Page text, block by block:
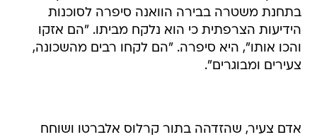
בתחנת משטרה בבירה הוואנה סיפרה לסוכנות
הידיעות הצרפתית כי הוא נלקח מביתו. "הם אזקו
והכו אותו", היא סיפרה. "הם לקחו רבים מהשכונה,
צעירים ומבוגרים".
אדם צעיר, שהזדהה בתור קרלוס אלברטו ושוחח